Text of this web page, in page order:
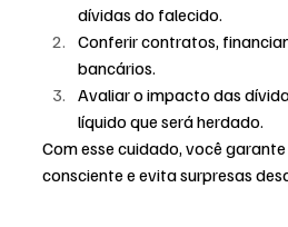
dívidas do falecido.
Conferir contratos,
bancários.
Avaliar o impacto das
líquido que será herdado.
Com esse cuidado, você
consciente e evita surpresas